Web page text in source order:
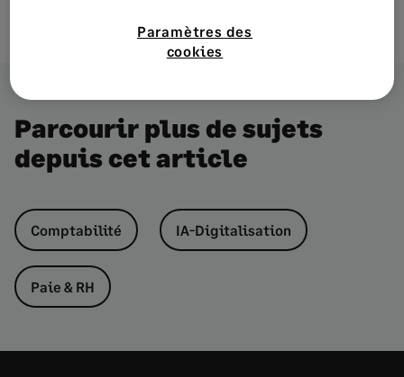
Parcourir plus de sujets
depuis cet article
Comptabilité IA-Digitalisation
Paie & RH
Paramètres des
cookies